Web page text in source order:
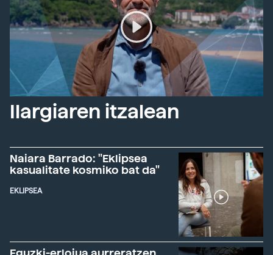
Ilargiaren itzalean
Naiara Barrado: "Eklipsea
kasualitate kosmiko bat da"
EKLIPSEA